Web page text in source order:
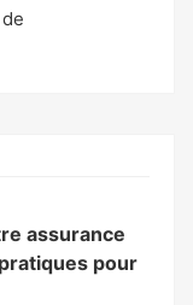
assurance
pour